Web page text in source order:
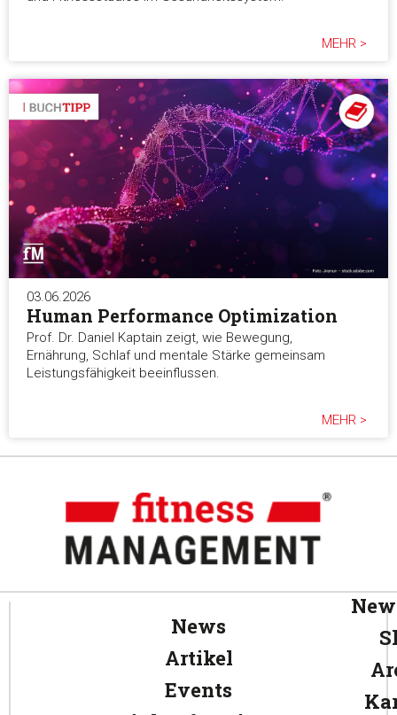
MEHR >
03.06.2026
Human Performance Optimization
Prof. Dr. Daniel Kaptain zeigt, wie Bewegung,
Ernährung, Schlaf und mentale Stärke gemeinsam
Leistungsfähigkeit beeinflussen.
MEHR >
News
Artikel
Events